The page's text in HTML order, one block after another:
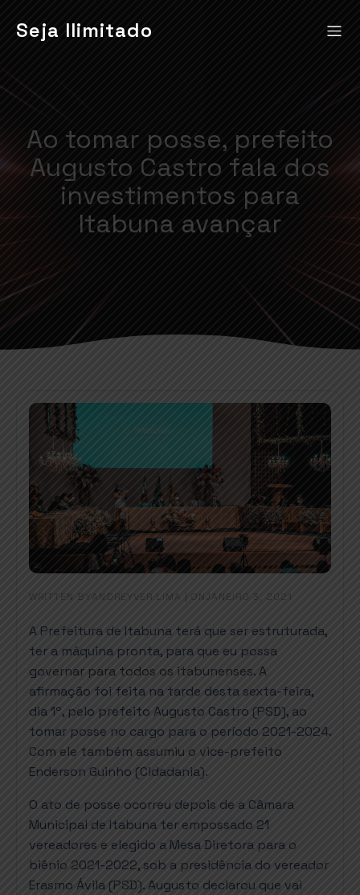
Seja Ilimitado
Ao tomar posse, prefeito
Augusto Castro fala dos
investimentos para
Itabuna avançar
WRITTEN BY ANDREYVER LIMA ONJANEIRO 3, 2021
A Prefeitura de Itabuna terá que ser estruturada,
ter a máquina pronta, para que eu possa
governar para todos os itabunenses. A
afirmação foi feita na tarde desta sexta-feira,
dia 1º, pelo prefeito Augusto Castro (PSD), ao
tomar posse no cargo para o período 2021-2024.
Com ele também assumiu o vice-prefeito
Enderson Guinho (Cidadania).
O ato de posse ocorreu depois de a Câmara
Municipal de Itabuna ter empossado 21
vereadores e elegido a Mesa Diretora para o
biênio 2021-2022, sob a presidência do vereador
Erasmo Ávila (PSD). Augusto declarou que vai